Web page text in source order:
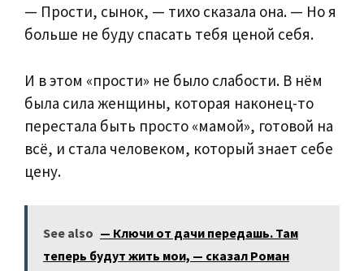
— Прости, сынок, — тихо сказала она. — Но я
больше не буду спасать тебя ценой себя.
И в этом «прости» не было слабости. В нём
была сила женщины, которая наконец-то
перестала быть просто «мамой», готовой на
всё, и стала человеком, который знает себе
цену.
See also — Ключи от дачи передашь. Там
теперь будут жить мои, — сказал Роман